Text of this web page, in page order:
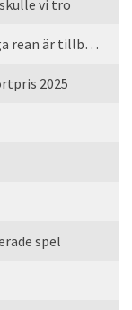
vi tro
Games Made in Sweden 2026 – Den årliga rean är tillbaka
2025
spel